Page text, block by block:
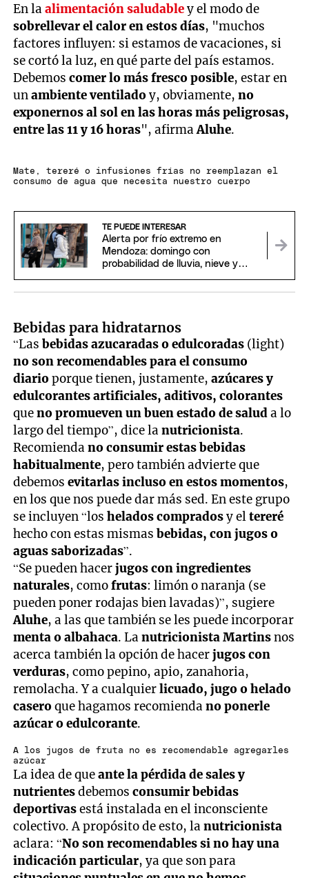
En laalimentación saludabley el modo de
sobrellevar el calor en estos días, "muchos
factores influyen: si estamos de vacaciones, si
se cortó la luz, en qué parte del país estamos.
Debemoscomer lo más fresco posible, estar en
unambiente ventiladoy, obviamente,no
exponernos al sol en las horas más peligrosas,
entre las 11 y 16 horas", afirmaAluhe.
Mate, tereré o infusiones frías no reemplazan el
consumo de agua que necesita nuestro cuerpo
TE PUEDE INTERESAR
Alerta por frío extremo en
Mendoza: domingo con
probabilidad de lluvia, nieve y
Bebidas para hidratarnos
“Lasbebidas azucaradas o edulcoradas (light)
no son recomendables para el consumo
diarioporque tienen, justamente,azúcares y
edulcorantes artificiales, aditivos, colorantes
queno promueven un buen estado de saluda lo
largo del tiempo”, dice lanutricionista.
Recomiendano consumir estas bebidas
habitualmente, pero también advierte que
debemosevitarlas incluso en estos momentos,
en los que nos puede dar más sed. En este grupo
se incluyen “loshelados compradosy eltereré
hecho con estas mismasbebidas, con jugos o
aguas saborizadas”.
“Se pueden hacerjugos con ingredientes
naturales, comofrutas: limón o naranja (se
pueden poner rodajas bien lavadas)”, sugiere
Aluhe, a las que también se les puede incorporar
menta o albahaca. Lanutricionista Martinsnos
acerca también la opción de hacerjugos con
verduras, como pepino, apio, zanahoria,
remolacha. Y a cualquierlicuado, jugo o helado
caseroque hagamos recomiendano ponerle
azúcar o edulcorante.
A los jugos de fruta no es recomendable agregarles
azúcar
La idea de queante la pérdida de sales y
nutrientesdebemosconsumir bebidas
deportivasestá instalada en el inconsciente
colectivo. A propósito de esto, lanutricionista
aclara: “No son recomendables si no hay una
indicación particular, ya que son para